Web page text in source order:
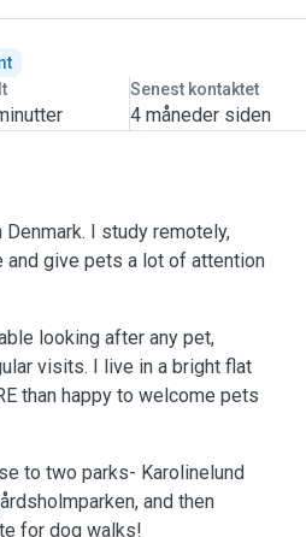
Senest kontaktet
4 måneder siden
I study remotely,
give pets a lot of attention
looking after any pet,
visits. I live in a bright flat
than happy to welcome pets
to two parks- Karolinelund
and then
for dog walks!